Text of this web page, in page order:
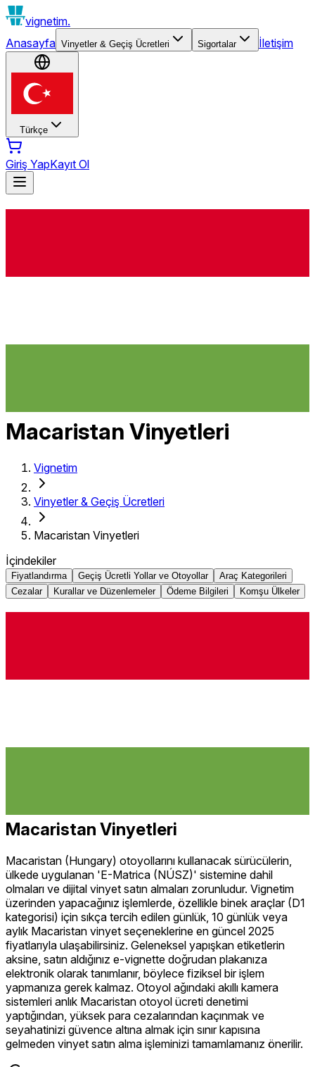
vignetim.
Anasayfa Vinyetler & Geçiş Ücretleri Sigortalar İletişim
Türkçe
Giriş YapKayıt Ol
Macaristan Vinyetleri
Vignetim
Vinyetler & Geçiş Ücretleri
Macaristan Vinyetleri
İçindekiler
Fiyatlandırma Geçiş Ücretli Yollar ve Otoyollar
Araç Kategorileri
Cezalar
Kurallar ve Düzenlemeler Ödeme Bilgileri Komşu Ülkeler
Macaristan Vinyetleri
Macaristan (Hungary) otoyollarını kullanacak sürücülerin,
ülkede uygulanan 'E-Matrica (NÚSZ)' sistemine dahil
olmaları ve dijital vinyet satın almaları zorunludur. Vignetim
üzerinden yapacağınız işlemlerde, özellikle binek araçlar (D1
kategorisi) için sıkça tercih edilen günlük, 10 günlük veya
aylık Macaristan vinyet seçeneklerine en güncel 2025
fiyatlarıyla ulaşabilirsiniz. Geleneksel yapışkan etiketlerin
aksine, satın aldığınız e-vignette doğrudan plakanıza
elektronik olarak tanımlanır, böylece fiziksel bir işlem
yapmanıza gerek kalmaz. Otoyol ağındaki akıllı kamera
sistemleri anlık Macaristan otoyol ücreti denetimi
yaptığından, yüksek para cezalarından kaçınmak ve
seyahatinizi güvence altına almak için sınır kapısına
gelmeden vinyet satın alma işleminizi tamamlamanız önerilir.